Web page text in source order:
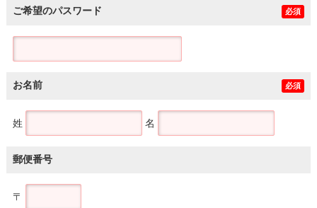
ご希望のパスワード 必須
お名前 必須
姓 名
郵便番号
〒